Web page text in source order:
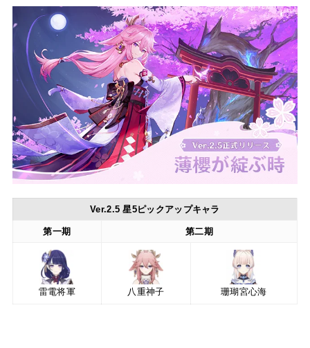
Ver.2.5 星5ピックアップキャラ
第一期 第二期
雷電将軍 八重神子 珊瑚宮心海